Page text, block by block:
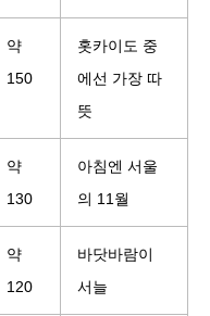
약
150
홋카이도 중
에선 가장 따
뜻
약
130
아침엔 서울
의 11월
약
120
바닷바람이
서늘